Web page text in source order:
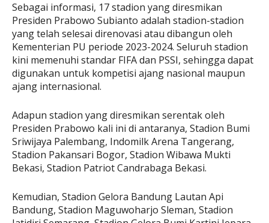
Sebagai informasi, 17 stadion yang diresmikan
Presiden Prabowo Subianto adalah stadion-stadion
yang telah selesai direnovasi atau dibangun oleh
Kementerian PU periode 2023-2024. Seluruh stadion
kini memenuhi standar FIFA dan PSSI, sehingga dapat
digunakan untuk kompetisi ajang nasional maupun
ajang internasional.
Adapun stadion yang diresmikan serentak oleh
Presiden Prabowo kali ini di antaranya, Stadion Bumi
Sriwijaya Palembang, Indomilk Arena Tangerang,
Stadion Pakansari Bogor, Stadion Wibawa Mukti
Bekasi, Stadion Patriot Candrabaga Bekasi.
Kemudian, Stadion Gelora Bandung Lautan Api
Bandung, Stadion Maguwoharjo Sleman, Stadion